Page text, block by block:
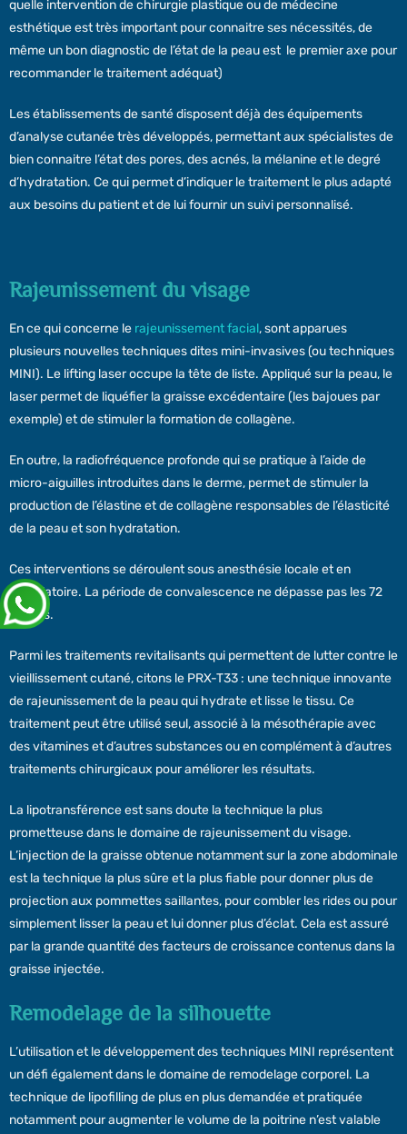
quelle intervention de chirurgie plastique ou de médecine
esthétique est très important pour connaitre ses nécessités, de
même un bon diagnostic de l’état de la peau est le premier axe pour
recommander le traitement adéquat)
Les établissements de santé disposent déjà des équipements
d’analyse cutanée très développés, permettant aux spécialistes de
bien connaitre l’état des pores, des acnés, la mélanine et le degré
d’hydratation. Ce qui permet d’indiquer le traitement le plus adapté
aux besoins du patient et de lui fournir un suivi personnalisé.
Rajeunissement du visage
En ce qui concerne le rajeunissement facial, sont apparues
plusieurs nouvelles techniques dites mini-invasives (ou techniques
MINI). Le lifting laser occupe la tête de liste. Appliqué sur la peau, le
laser permet de liquéfier la graisse excédentaire (les bajoues par
exemple) et de stimuler la formation de collagène.
En outre, la radiofréquence profonde qui se pratique à l’aide de
micro-aiguilles introduites dans le derme, permet de stimuler la
production de l’élastine et de collagène responsables de l’élasticité
de la peau et son hydratation.
Ces interventions se déroulent sous anesthésie locale et en
ambulatoire. La période de convalescence ne dépasse pas les 72
heures.
Parmi les traitements revitalisants qui permettent de lutter contre le
vieillissement cutané, citons le PRX-T33 : une technique innovante
de rajeunissement de la peau qui hydrate et lisse le tissu. Ce
traitement peut être utilisé seul, associé à la mésothérapie avec
des vitamines et d’autres substances ou en complément à d’autres
traitements chirurgicaux pour améliorer les résultats.
La lipotransférence est sans doute la technique la plus
prometteuse dans le domaine de rajeunissement du visage.
L’injection de la graisse obtenue notamment sur la zone abdominale
est la technique la plus sûre et la plus fiable pour donner plus de
projection aux pommettes saillantes, pour combler les rides ou pour
simplement lisser la peau et lui donner plus d’éclat. Cela est assuré
par la grande quantité des facteurs de croissance contenus dans la
graisse injectée.
Remodelage de la silhouette
L’utilisation et le développement des techniques MINI représentent
un défi également dans le domaine de remodelage corporel. La
technique de lipofilling de plus en plus demandée et pratiquée
notamment pour augmenter le volume de la poitrine n’est valable